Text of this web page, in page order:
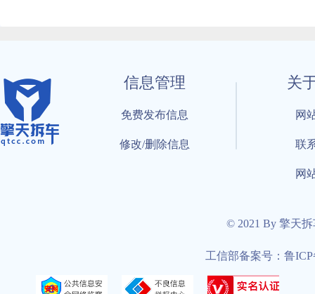
信息管理
免费发布信息
修改/删除信息
关
网
联
网
© 2021 By 擎天
工信部备案号：鲁